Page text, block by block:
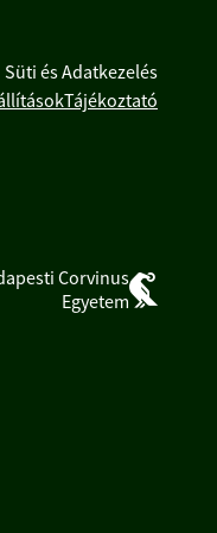
Süti és Adatkezelés
Tájékoztató
Corvinus
Egyetem